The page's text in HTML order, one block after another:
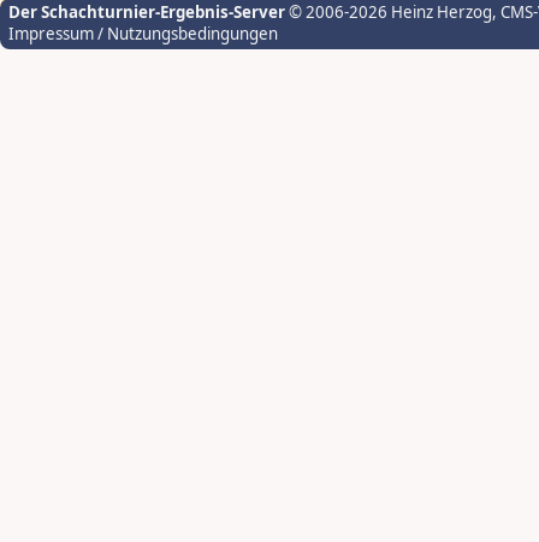
Der Schachturnier-Ergebnis-Server© 2006-2026 Heinz Herzog,
Impressum / Nutzungsbedingungen